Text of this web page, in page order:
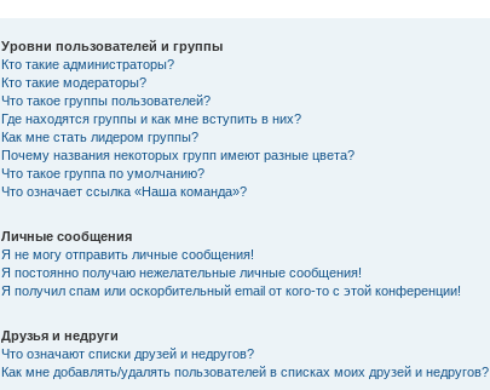
Уровни пользователей и группы
Кто такие администраторы?
Кто такие модераторы?
Что такое группы пользователей?
Где находятся группы и как мне вступить в них?
Как мне стать лидером группы?
Почему названия некоторых групп имеют разные цвета?
Что такое группа по умолчанию?
Что означает ссылка «Наша команда»?
Личные сообщения
Я не могу отправить личные сообщения!
Я постоянно получаю нежелательные личные сообщения!
Я получил спам или оскорбительный email от кого-то с этой конференции!
Друзья и недруги
Что означают списки друзей и недругов?
Как мне добавлять/удалять пользователей в списках моих друзей и недругов?